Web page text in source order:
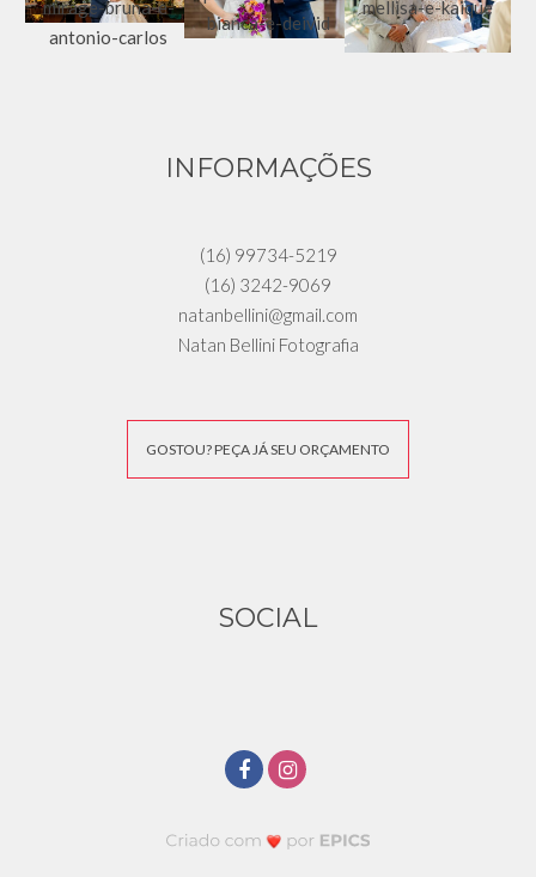
INFORMAÇÕES
(16) 99734-5219
(16) 3242-9069
natanbellini@gmail.com
Natan Bellini Fotografia
GOSTOU? PEÇA JÁ SEU ORÇAMENTO
SOCIAL